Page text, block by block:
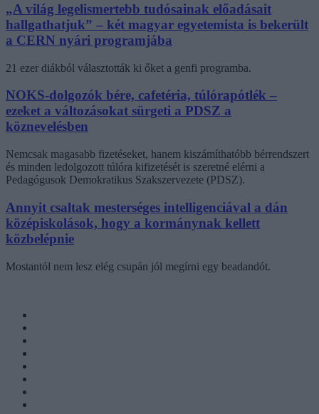
„A világ legelismertebb tudósainak előadásait
hallgathatjuk” – két magyar egyetemista is bekerült
a CERN nyári programjába
21 ezer diákból választották ki őket a genfi programba.
NOKS-dolgozók bére, cafetéria, túlórapótlék –
ezeket a változásokat sürgeti a PDSZ a
köznevelésben
Nemcsak magasabb fizetéseket, hanem kiszámíthatóbb bérrendszert
és minden ledolgozott túlóra kifizetését is szeretné elérni a
Pedagógusok Demokratikus Szakszervezete (PDSZ).
Annyit csaltak mesterséges intelligenciával a dán
középiskolások, hogy a kormánynak kellett
közbelépnie
Mostantól nem lesz elég csupán jól megírni egy beadandót.